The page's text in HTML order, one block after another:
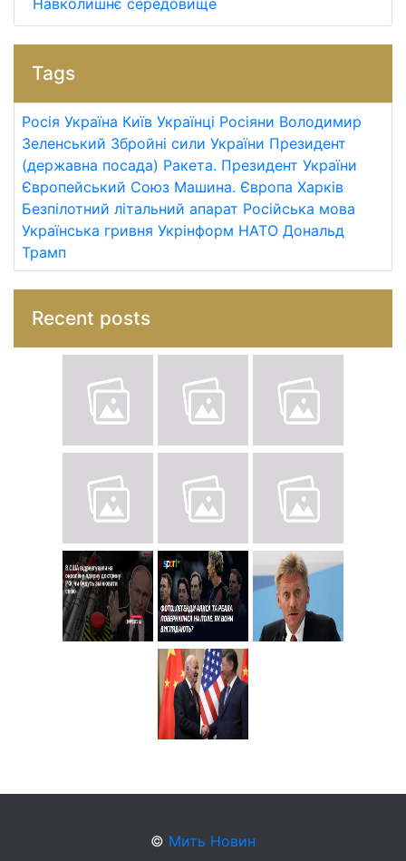
Навколишнє середовище
Tags
Росія Україна Київ Українці Росіяни Володимир
Зеленський Збройні сили України Президент
(державна посада) Ракета. Президент України
Європейський Союз Машина. Європа Харків
Безпілотний літальний апарат Російська мова
Українська гривня Укрінформ НАТО Дональд
Трамп
Recent posts
© Мить Новин